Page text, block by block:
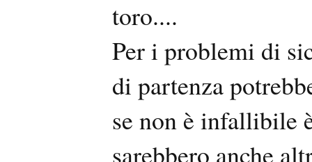
toro....
Per i problemi di
di partenza
se non è infallibile
sarebbero anche